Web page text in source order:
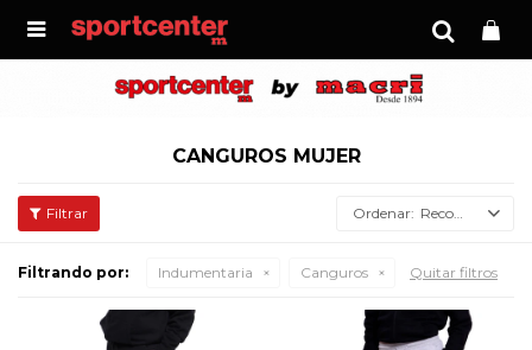

CANGUROS MUJER
Recomendados
Filtrando por: Indumentaria Canguros Quitar filtros